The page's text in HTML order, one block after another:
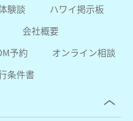
験談
ハワイ掲示板
会社概要
予約
オンライン相談
条件書